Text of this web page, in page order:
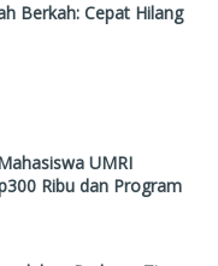
Berkah: Cepat Hilang
UMRI
Ribu dan Program